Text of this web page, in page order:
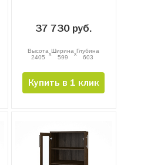
37 730 руб.
Высота
2405
xШирина
599
xГлубина
603
Купить в 1 клик